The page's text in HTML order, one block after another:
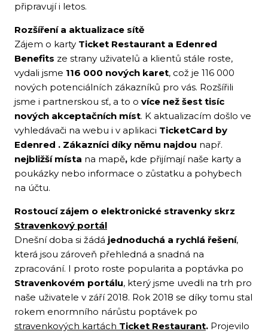
připravují i letos.
Rozšíření a aktualizace sítě
Zájem o karty Ticket Restaurant a Edenred
Benefits ze strany uživatelů a klientů stále roste,
vydali jsme 116 000 nových karet, což je 116 000
nových potenciálních zákazníků pro vás. Rozšířili
jsme i partnerskou sť, a to o více než šest tisíc
nových akceptačních míst. K aktualizacím došlo ve
vyhledávači na webu i v aplikaci TicketCard by
Edenred . Zákazníci díky němu najdou např.
nejbližší místa na mapě, kde přijímají naše karty a
poukázky nebo informace o zůstatku a pohybech
na účtu.
Rostoucí zájem o elektronické stravenky skrz
Stravenkový portál
Dnešní doba si žádá jednoduchá a rychlá řešení,
která jsou zároveň přehledná a snadná na
zpracování. I proto roste popularita a poptávka po
Stravenkovém portálu, který jsme uvedli na trh pro
naše uživatele v září 2018. Rok 2018 se díky tomu stal
rokem enormního nárůstu poptávek po
stravenkových kartách Ticket Restaurant. Projevilo